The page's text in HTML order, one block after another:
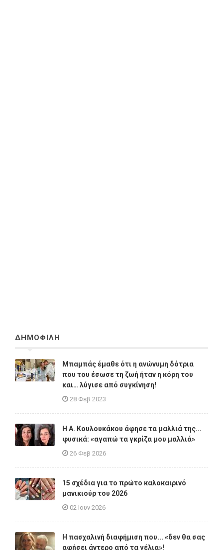
ΔΗΜΟΦΙΛΗ
Μπαμπάς έμαθε ότι η ανώνυμη δότρια
που του έσωσε τη ζωή ήταν η κόρη του
και… λύγισε από συγκίνηση!
28 Φεβ 2023
Η A. Κουλουκάκου άφησε τα μαλλιά της...
φυσικά: «αγαπώ τα γκρίζα μου μαλλιά»
26 Φεβ 2026
15 σχέδια για το πρώτο καλοκαιρινό
μανικιούρ του 2026
02 Ιουν 2026
Η πασχαλινή διαφήμιση που... «δεν θα σας
αφήσει άντερο από τα γέλια»!